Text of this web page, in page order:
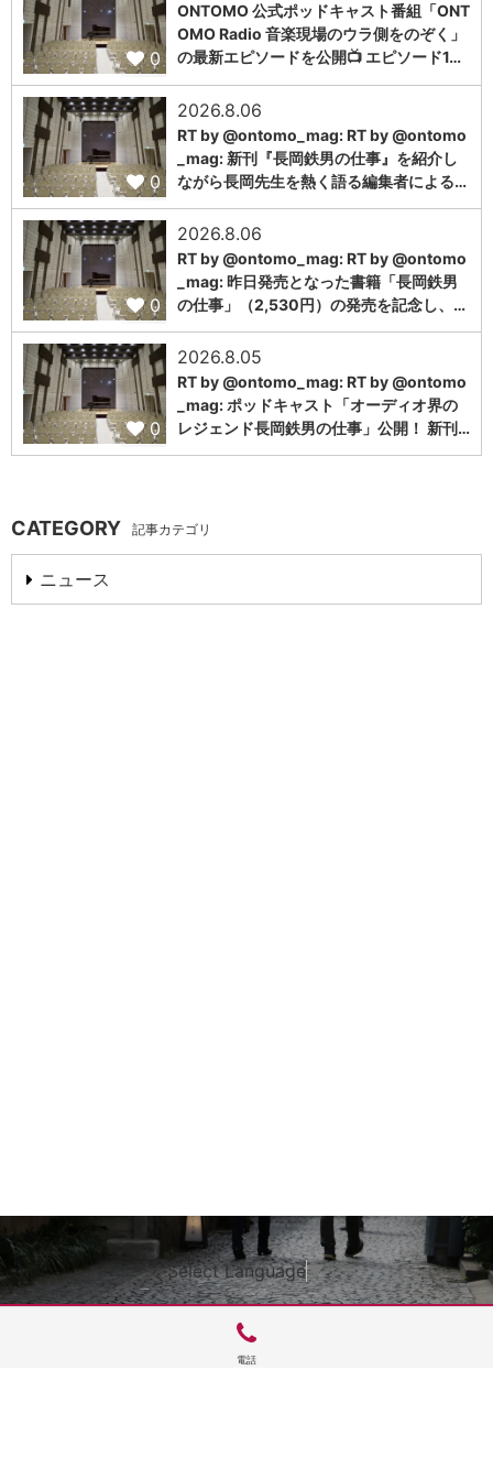
0
ONTOMO 公式ポッドキャスト番組「ONT
OMO Radio 音楽現場のウラ側をのぞく」
の最新エピソードを公開📺 エピソード1…
0
2026.8.06
RT by @ontomo_mag: RT by @ontomo
_mag: 新刊『長岡鉄男の仕事』を紹介し
ながら長岡先生を熱く語る編集者による…
0
2026.8.06
RT by @ontomo_mag: RT by @ontomo
_mag: 昨日発売となった書籍「長岡鉄男
の仕事」（2,530円）の発売を記念し、…
0
2026.8.05
RT by @ontomo_mag: RT by @ontomo
_mag: ポッドキャスト「オーディオ界の
レジェンド長岡鉄男の仕事」公開！ 新刊…
CATEGORY 記事カテゴリ
ニュース
Select Language▼
電話